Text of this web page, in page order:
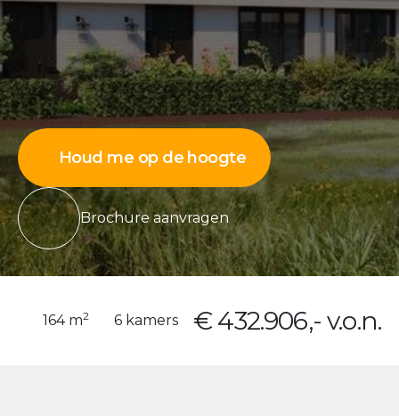
Houd me op de hoogte
Brochure aanvragen
164 m2 6 kamers € 432.906,- v.o.n.